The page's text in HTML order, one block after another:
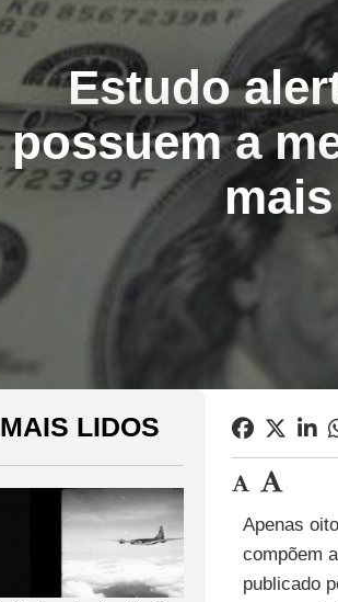
Estudo
possuem a
MAIS LIDOS
Apenas
compõem
publicado